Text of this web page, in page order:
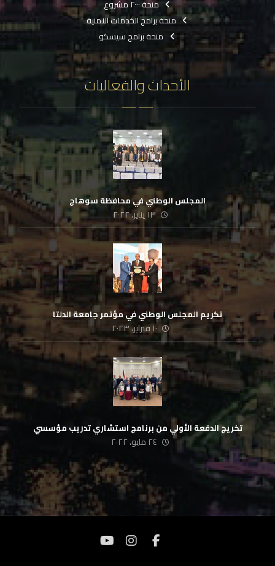
منحة ٢٠٠٠ مشروع
منحة برامج الخدمات الامنية
منحة برامج سيسكو
الأحداث والفعاليات
المجلس الوطني في محافظة سوهاج
١٣ يناير، ٢٠٢٢
تكريم المجلس الوطني في مؤتمر جامعة الدلتا
١٠ فبراير، ٢٠٢٣
تخريج الدفعة الأولي من برنامج استشاري تدريب مؤسسي
٢٤ مايو، ٢٠٢٢